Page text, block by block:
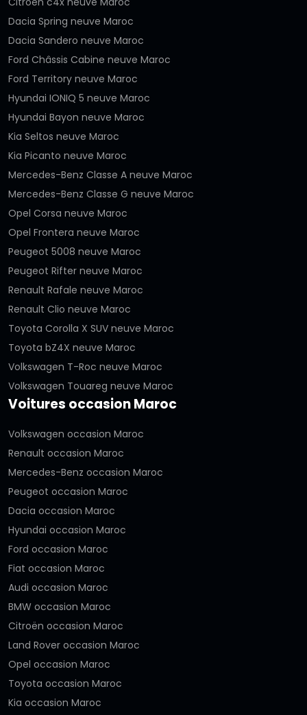
Dacia Spring neuve Maroc
Dacia Sandero neuve Maroc
Ford Châssis Cabine neuve Maroc
Ford Territory neuve Maroc
Hyundai IONIQ 5 neuve Maroc
Hyundai Bayon neuve Maroc
Kia Seltos neuve Maroc
Kia Picanto neuve Maroc
Mercedes-Benz Classe A neuve Maroc
Mercedes-Benz Classe G neuve Maroc
Opel Corsa neuve Maroc
Opel Frontera neuve Maroc
Peugeot 5008 neuve Maroc
Peugeot Rifter neuve Maroc
Renault Rafale neuve Maroc
Renault Clio neuve Maroc
Toyota Corolla X SUV neuve Maroc
Toyota bZ4X neuve Maroc
Volkswagen T-Roc neuve Maroc
Volkswagen Touareg neuve Maroc
Voitures occasion Maroc
Volkswagen occasion Maroc
Renault occasion Maroc
Mercedes-Benz occasion Maroc
Peugeot occasion Maroc
Dacia occasion Maroc
Hyundai occasion Maroc
Ford occasion Maroc
Fiat occasion Maroc
Audi occasion Maroc
BMW occasion Maroc
Citroën occasion Maroc
Land Rover occasion Maroc
Opel occasion Maroc
Toyota occasion Maroc
Kia occasion Maroc